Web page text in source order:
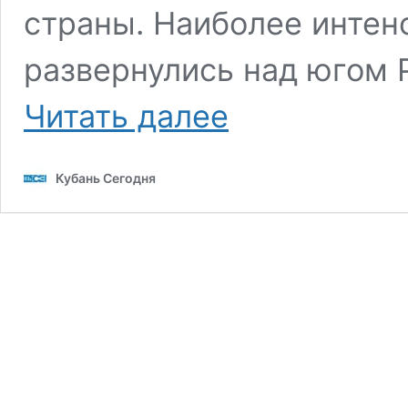
страны. Наиболее
развернулись над
Читать далее
беспилотников
Кубань Сегодня